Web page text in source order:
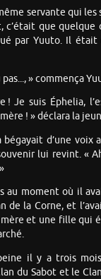
servante qui les
c’était que quelque
par Yuuto. Il était
» commença
! Je suis Éphelia,
! » déclara la
bégayait d’une voix
lui revint. «
au moment où il
de la Corne, et
et une fille qui
il y a trois
du Sabot et le